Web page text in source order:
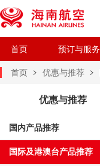
首页 预订与服务
首页 优惠与推荐
优惠与推荐
国内产品推荐
国际及港澳台产品推荐